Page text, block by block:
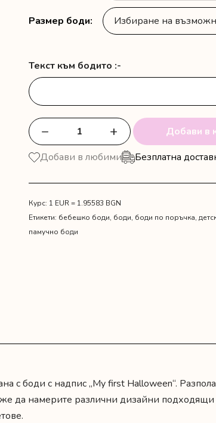
Размер боди
Текст към бодито :-
количество
за
Туту
с
боди
first
Halloween
− +
Добави в
Добави в любими
Безплатна
Курс: 1 EUR = 1.95583 BGN
Етикети: бебешко боди, боди, боди по поръчка,
памучно боди
с боди с надпис „My first Halloween“.
да намерите различни дизайни